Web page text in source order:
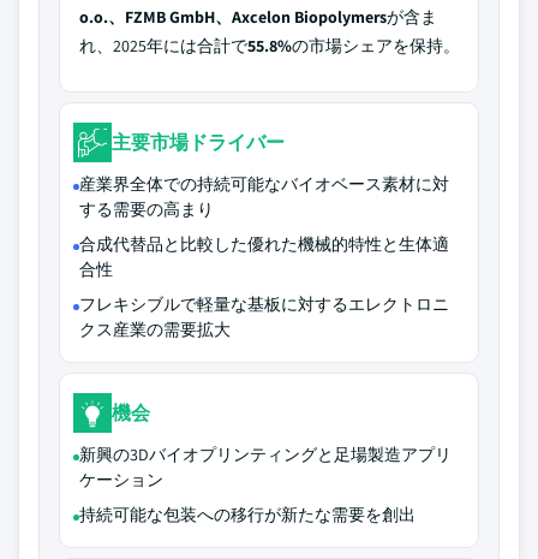
o.o.、FZMB GmbH、Axcelon Biopolymersが含ま
れ、2025年には合計で55.8%の市場シェアを保持。
主要市場ドライバー
産業界全体での持続可能なバイオベース素材に対
する需要の高まり
合成代替品と比較した優れた機械的特性と生体適
合性
フレキシブルで軽量な基板に対するエレクトロニ
クス産業の需要拡大
機会
新興の3Dバイオプリンティングと足場製造アプリ
ケーション
持続可能な包装への移行が新たな需要を創出